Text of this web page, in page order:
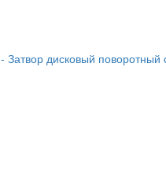
- Затвор дисковый